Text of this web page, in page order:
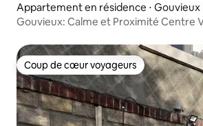
Appartement en résidence ⋅ Gouvieux
Gouvieux: Calme et Proximité Centre
Coup de cœur voyageurs
Coup de cœur voyageurs